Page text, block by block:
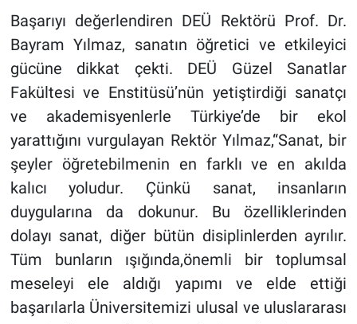
Başarıyı değerlendiren DEÜ Rektörü Prof. Dr.
Bayram Yılmaz, sanatın öğretici ve etkileyici
gücüne dikkat çekti. DEÜ Güzel Sanatlar
Fakültesi ve Enstitüsü’nün yetiştirdiği sanatçı
ve akademisyenlerle Türkiye’de bir ekol
yarattığını vurgulayan Rektör Yılmaz,“Sanat, bir
şeyler öğretebilmenin en farklı ve en akılda
kalıcı yoludur. Çünkü sanat, insanların
duygularına da dokunur. Bu özelliklerinden
dolayı sanat, diğer bütün disiplinlerden ayrılır.
Tüm bunların ışığında,önemli bir toplumsal
meseleyi ele aldığı yapımı ve elde ettiği
başarılarla Üniversitemizi ulusal ve uluslararası